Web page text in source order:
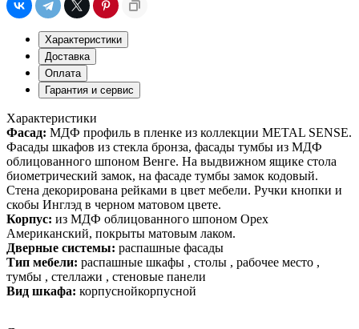
Характеристики
Доставка
Оплата
Гарантия и сервис
Характеристики
Фасад: МДФ профиль в пленке из коллекции METAL SENSE.
Фасады шкафов из стекла бронза, фасады тумбы из МДФ
облицованного шпоном Венге. На выдвижном ящике стола
биометрический замок, на фасаде тумбы замок кодовый.
Стена декорирована рейками в цвет мебели. Ручки кнопки и
скобы Инглэд в черном матовом цвете.
Корпус: из МДФ облицованного шпоном Орех
Американский, покрыты матовым лаком.
Дверные системы: распашные фасады
Тип мебели: распашные шкафы , столы , рабочее место ,
тумбы , стеллажи , стеновые панели
Вид шкафа: корпуснойкорпусной